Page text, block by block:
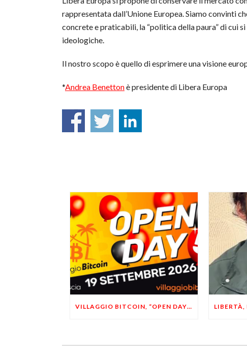
rappresentata dall’Unione Europea. Siamo convinti
concrete e praticabili, la “politica della paura” di cui
ideologiche.
Il nostro scopo è quello di esprimere una visione
*Andrea Benettonè presidente di Libera Europa
VILLAGGIO BITCOIN, “OPEN DAY 5”: LEONARDO FACCO OSPITE A BRESCIA